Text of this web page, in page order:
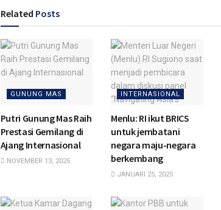
Related Posts
GUNUNG MAS
Putri Gunung Mas Raih
Prestasi Gemilang di
Ajang Internasional
NOVEMBER 13, 2025
INTERNASIONAL
Menlu: RI ikut BRICS
untuk jembatani
negara maju-negara
berkembang
JANUARI 25, 2025